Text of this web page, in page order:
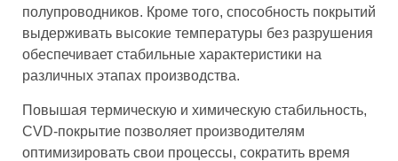
полупроводников. Кроме того, способность покрытий
выдерживать высокие температуры без разрушения
обеспечивает стабильные характеристики на
различных этапах производства.
Повышая термическую и химическую стабильность,
CVD-покрытие позволяет производителям
оптимизировать свои процессы, сократить время